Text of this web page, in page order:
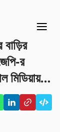
বাড়ির
র
মিডিয়ায়
নতুন